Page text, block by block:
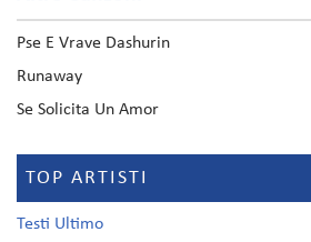
Pse E Vrave Dashurin
Runaway
Se Solicita Un Amor
TOP ARTISTI
Testi Ultimo